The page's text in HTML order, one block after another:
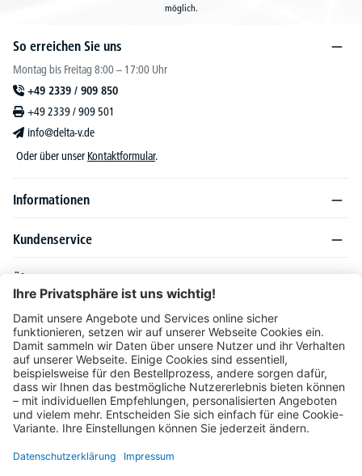
möglich.
So erreichen Sie uns
Montag bis Freitag 8:00 – 17:00 Uhr
+49 2339 / 909 850
+49 2339 / 909 501
info@delta-v.de
Oder über unser Kontaktformular.
Informationen
Kundenservice
Über DELTA-V
Produktsortiment
Ratgeber
Folgen Sie uns auch auf
Unser Angebot richtet sich ausschließlich an Industrie, Handel, Gewerbe und